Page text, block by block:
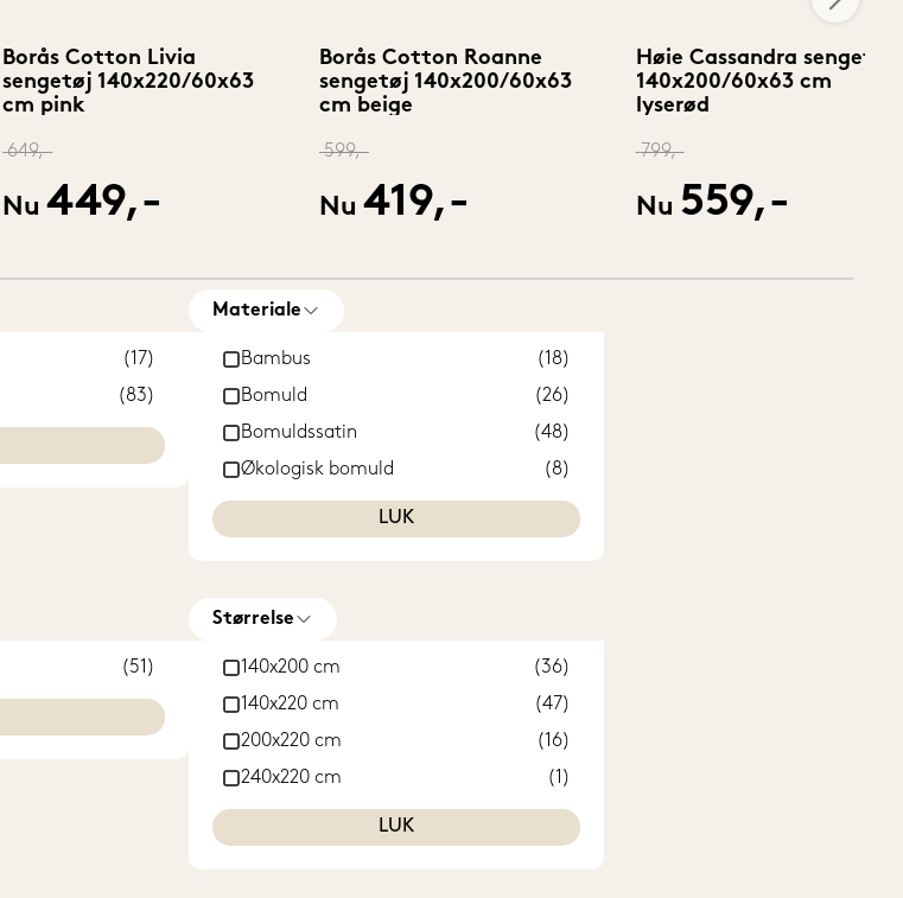
Borås Cotton Livia
sengetøj 140x220/60x63
cm pink
649,-
Nu 449,-
Borås Cotton Roanne
sengetøj 140x200/60x63
cm beige
599,-
Nu 419,-
Høie Cassandra sengetøj
140x200/60x63 cm
lyserød
799,-
Nu 559,-
(17)
(83)
Materiale
Bambus
(18)
Bomuld
(26)
Bomuldssatin
(48)
Økologisk bomuld
(8)
LUK
(51)
Størrelse
140x200 cm
(36)
140x220 cm
(47)
200x220 cm
(16)
240x220 cm
(1)
LUK